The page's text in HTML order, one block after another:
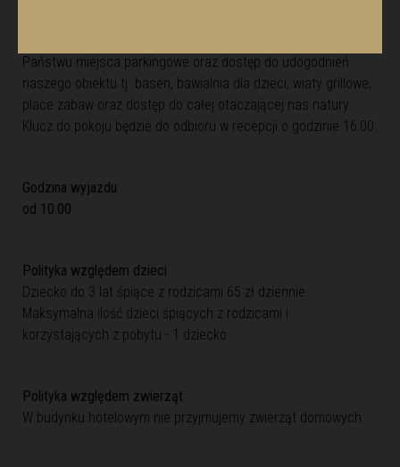
Państwu miejsca parkingowe oraz dostęp do udogodnień
naszego obiektu tj. basen, bawialnia dla dzieci, wiaty grillowe,
place zabaw oraz dostęp do całej otaczającej nas natury.
Klucz do pokoju będzie do odbioru w recepcji o godzinie 16:00.
Godzina wyjazdu
od 10:00
Polityka względem dzieci
Dziecko do 3 lat śpiące z rodzicami 65 zł dziennie.
Maksymalna ilość dzieci śpiących z rodzicami i
korzystających z pobytu - 1 dziecko
Polityka względem zwierząt
W budynku hotelowym nie przyjmujemy zwierząt domowych